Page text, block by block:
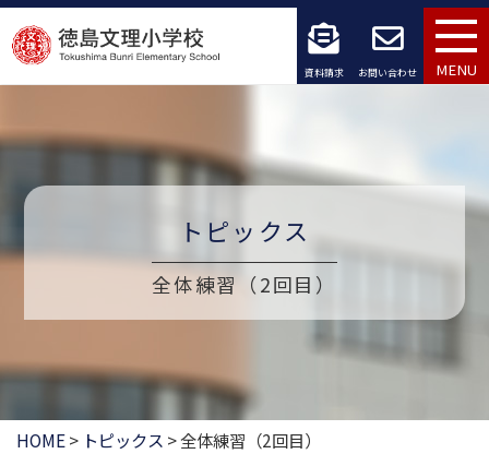
コ
ン
ン
ッ
資料請求 お問い合わせ MENU
トピックス
全体練習（2回目）
HOME> トピックス >全体練習（2回目）